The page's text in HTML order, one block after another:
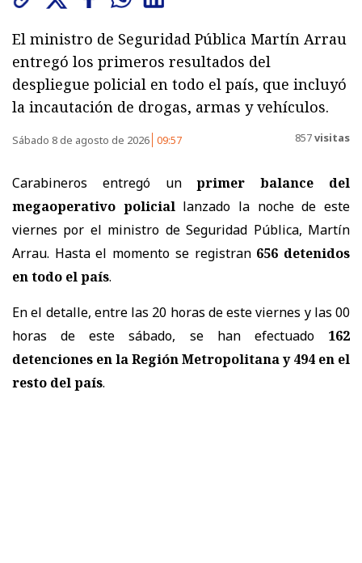
El ministro de Seguridad Pública Martín Arrau
entregó los primeros resultados del
despliegue policial en todo el país, que incluyó
la incautación de drogas, armas y vehículos.
Sábado 8 de agosto de 2026 09:57 857visitas
Carabineros entregó unprimer balance del
megaoperativo policiallanzado la noche de este
viernes por el ministro de Seguridad Pública, Martín
Arrau. Hasta el momento se registran 656 detenidos
en todo el país.
En el detalle, entre las 20 horas de este viernes y las 00
horas de este sábado, se han efectuado 162
detenciones en la Región Metropolitana y 494 en el
resto del país.